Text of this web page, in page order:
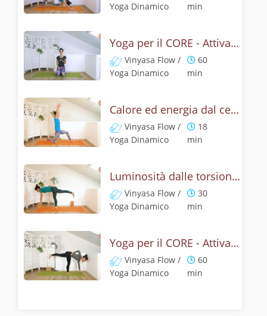
Yoga Dinamico
min
Yoga per il CORE - Attivazione dal centro
Vinyasa Flow /
Yoga Dinamico
60
min
Calore ed energia dal centro - Vinyasa core
Vinyasa Flow /
Yoga Dinamico
18
min
Luminosità dalle torsioni - Yoga dinamico
Vinyasa Flow /
Yoga Dinamico
30
min
Yoga per il CORE - Attivazione dal centro
Vinyasa Flow /
Yoga Dinamico
60
min